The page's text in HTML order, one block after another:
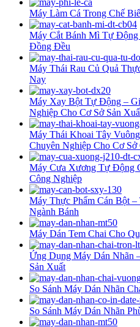
Máy Làm Cá Trong Chế
Máy Cắt Bánh Mì Tự Động
Đồng Đều
Máy Thái Rau Củ Quả
Nay
Máy Xay Bột Tự Động –
Nghiệp Cho Cơ Sở Sản
Máy Thái Khoai Tây
Chuyên Nghiệp Cho Cơ Sở
Máy Cưa Xương Tự Động
Công Nghiệp
Máy Thực Phẩm Cán Bột
Ngành Bánh
Máy Dán Tem Chai Cho
Ứng Dụng Máy Dán Nhãn
Sản Xuất
So Sánh Máy Dán Nhãn
So Sánh Máy Dán Nhãn